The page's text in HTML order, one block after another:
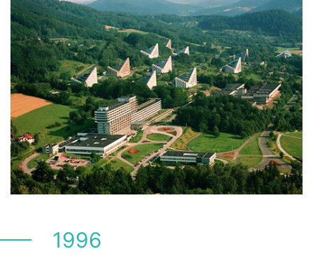
1996